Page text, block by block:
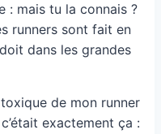
: mais tu la connais ?
runners sont fait en
dans les grandes
de mon runner
exactement ça :